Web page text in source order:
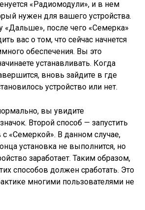
«Радиомодули», и в нем
нужен для вашего устройства.
«Дальше», после чего «Семерка»
вас о том, что сейчас начнется
обеспечения. Вы это
устанавливать. Когда
вновь зайдите в где
устройство или нет.
вы увидите
Второй способ — запустить
«Семеркой». В данном случае,
установка не выполнится, но
заработает. Таким образом,
способов должен сработать. Это
многими пользователями не